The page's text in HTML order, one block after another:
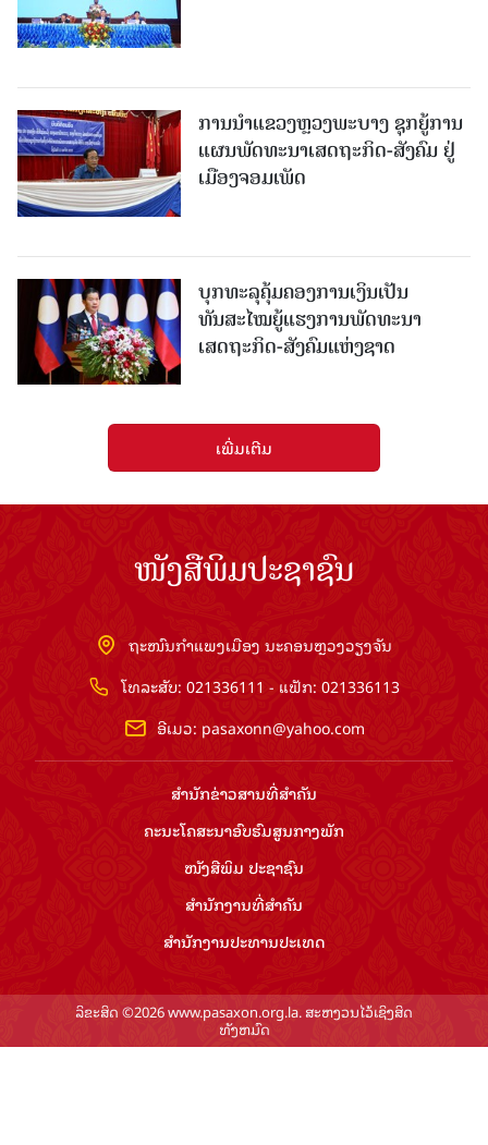
ການນຳແຂວງຫຼວງພະບາງ ຊຸກຍູ້ການ
ແຜນພັດທະນາເສດຖະກິດ-ສັງຄົມ ຢູ່
ເມືອງຈອມເພັດ
ບຸກທະລຸຄຸ້ມຄອງການເງິນເປັນ
ທັນສະໄໝຍູ້ແຮງການພັດທະນາ
ເສດຖະກິດ-ສັງຄົມແຫ່ງຊາດ
ເພີ່ມເຕີມ
ໜັງສືພິມປະຊາຊົນ
ຖະໜົນກຳແພງເມືອງ ນະຄອນຫຼວງວຽງຈັນ
ໂທລະສັບ: 021336111 - ແຟັກ: 021336113
ອີເມວ: pasaxonn@yahoo.com
ສຳ​ນັກ​ຂ່າວ​ສານ​ທີ່​ສຳ​ຄັນ​
ຄະນະໂຄສະນາອົບຮົມ​ສູນ​ກາງ​ພັກ
ໜັງສືພິມ ປະ​ຊາ​ຊົນ
ສຳ​ນັກ​ງານ​ທີ່​ສຳ​ຄັນ
ສຳ​ນັກ​ງານ​ປະ​ທານ​ປະ​ເທດ
ລິຂະສິດ ©2026 www.pasaxon.org.la. ສະຫງວນໄວ້ເຊິງສິດ
ທັງຫມົດ